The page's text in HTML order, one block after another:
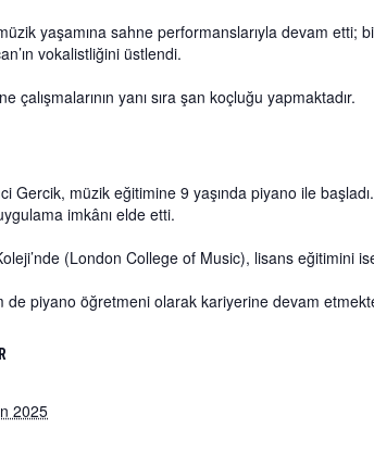
yaşamına sahne performanslarıyla devam etti;
vokalistliğini üstlendi.
çalışmalarının yanı sıra şan koçluğu yapmaktadır.
Gercik, müzik eğitimine 9 yaşında piyano ile
imkânı elde etti.
(London College of Music), lisans eğitimini
piyano öğretmeni olarak kariyerine devam
2025